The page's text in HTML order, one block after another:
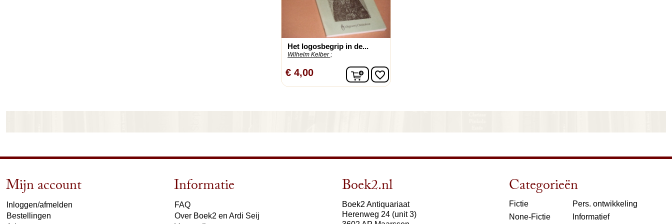
Het logosbegrip in de...
Wilhelm Kelber ;
€ 4,00 In winkelwagen
favorite_border
Mijn account
Inloggen/afmelden
Bestellingen
Informatie
FAQ
Over Boek2 en Ardi Seij
Boek2.nl
Boek2 Antiquariaat
Herenweg 24 (unit 3)
Categorieën
Fictie
None-Fictie
Pers. ontwikkeling
Informatief